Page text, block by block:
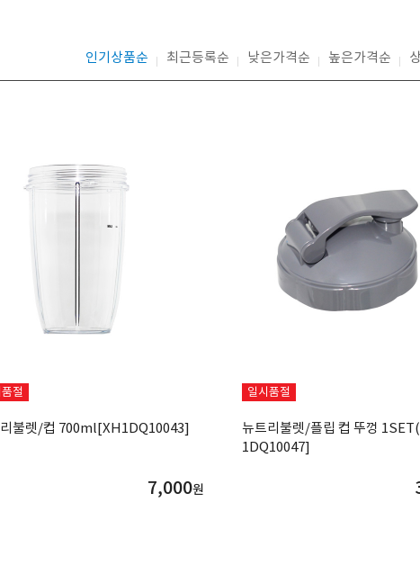
인기상품순 최근등록순 낮은가격순 높은가격순
절
불렛/컵 700ml[XH1DQ10043]
7,000원
일시품절
뉴트리불렛/플립 컵 뚜껑
1DQ10047]